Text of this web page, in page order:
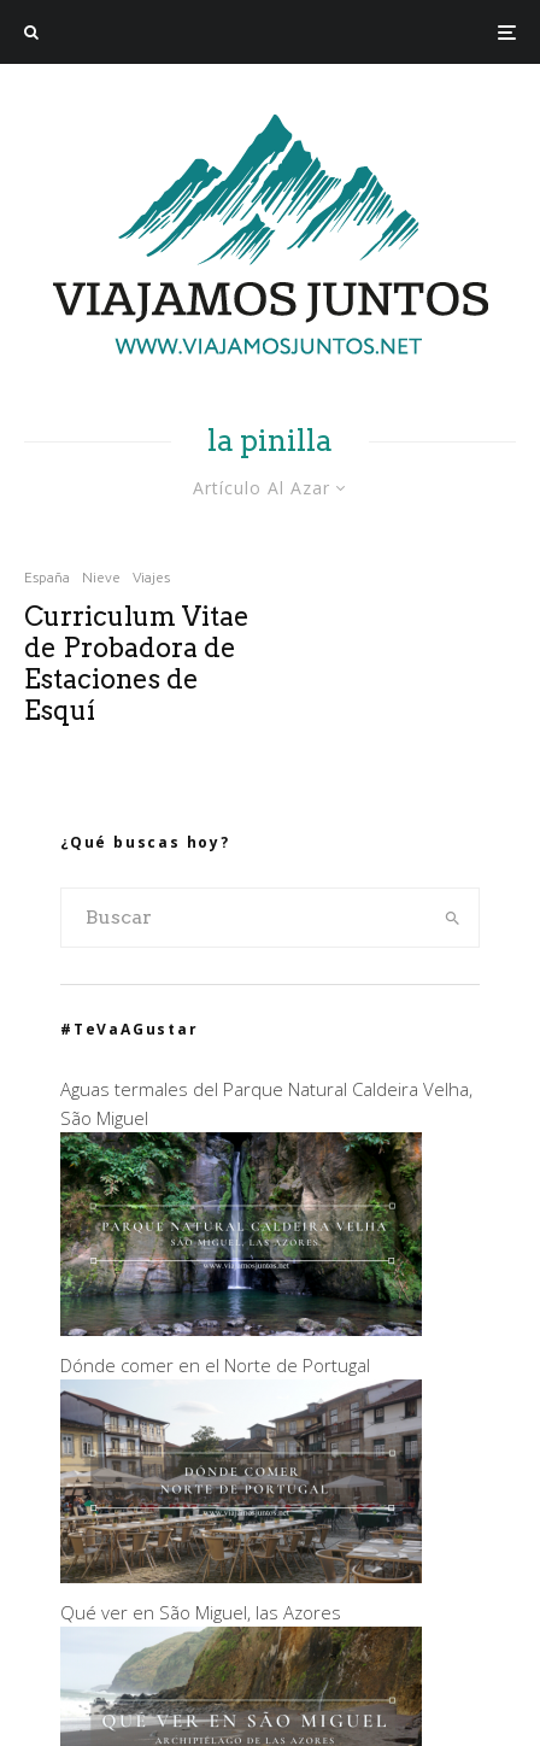
la pinilla
Artículo Al Azar
España Nieve Viajes
Curriculum Vitae
de Probadora de
Estaciones de
Esquí
¿Qué buscas hoy?
#TeVaAGustar
Aguas termales del Parque Natural Caldeira Velha,
São Miguel
Dónde comer en el Norte de Portugal
Qué ver en São Miguel, las Azores